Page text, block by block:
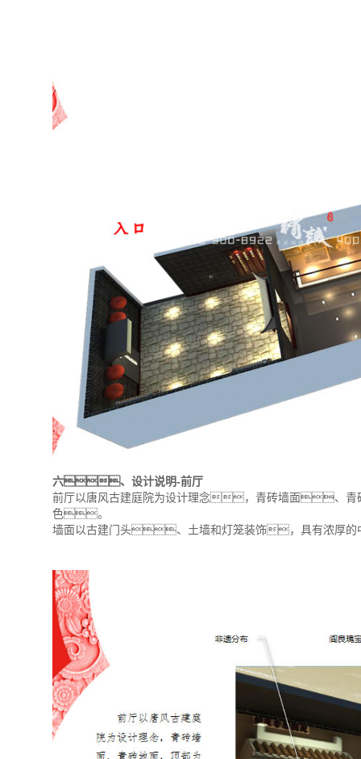
六、设计说明-前厅
前厅以唐风古建庭院为设计理念，青砖墙面、
色。
墙面以古建门头、土墙和灯笼装饰，具有浓厚